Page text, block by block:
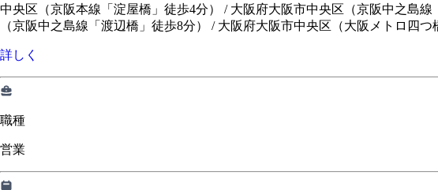
中央区（京阪本線「淀屋橋」徒歩4分）
/ 大阪府大阪市中央区（京阪中之島線
（京阪中之島線「渡辺橋」徒歩8分）
/ 大阪府大阪市中央区（大阪メトロ四つ
詳しく
職種
営業